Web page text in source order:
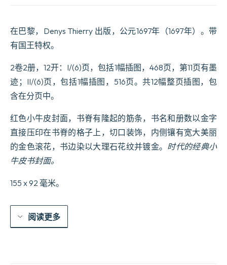
数
量
在巴黎，Denys Thierry 出版，公元1697年（1697年）。带
有国王特权。
2卷2册，12开：I/(6)页，包括1幅插图，468页，第11页有墨
迹；II/(6)页，包括1幅插图，516页。共12幅整页插图，包
含在分页中。
红色小牛皮封面，书脊有隆起的筋条，书名和册数以金字
直接压印在书脊的格子上，切口装饰，内侧镶有宽大美丽
的金色滚花，书边染以大理石花纹并镀金。 时代的经典小
牛皮书封面。
155 x 92 毫米。
阅读更多